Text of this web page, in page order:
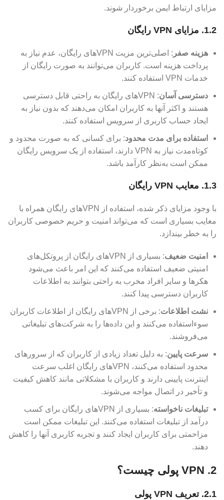
مزایای ارتباط ایمن برخوردار شوند.
1.2. مزایای VPN رایگان
هزینه صفر
: اصلی‌ترین مزیت VPN‌های رایگان، عدم نیاز به
پرداخت هزینه است. کاربران می‌توانند به صورت رایگان از
خدمات VPN استفاده کنند.
دسترسی آسان
: VPN‌های رایگان به راحتی قابل دسترسی
هستند و اکثر آنها به کاربران امکان می‌دهند که بدون نیاز به
ایجاد حساب کاربری از سرویس استفاده کنند.
استفاده برای مدت محدود: برای کسانی که به صورت محدود و
کوتاه‌مدت نیاز به VPN دارند، استفاده از یک سرویس رایگان
ممکن است به‌نظر کارآمد باشد.
1.3. معایب VPN رایگان
با وجود مزایای ذکر شده، استفاده از VPN‌های رایگان همراه با
معایب بسیاری است که می‌تواند امنیت و حریم خصوصی کاربران
را به خطر بیندازد.
امنیت ضعیف
: بسیاری از VPN‌های رایگان از پروتکل‌های
امنیتی ضعیف استفاده می‌کنند که این امر باعث می‌شود
هکرها و سایر افراد مخرب به راحتی بتوانند به اطلاعات
کاربران دسترسی پیدا کنند.
نشت اطلاعات
: برخی از VPN‌های رایگان از اطلاعات کاربران
سوءاستفاده می‌کنند و این داده‌ها را به شرکت‌های تبلیغاتی
می‌فروشند.
سرعت پایین: به دلیل تعداد زیادی از کاربران که از سرورهای
محدود استفاده می‌کنند، VPN‌های رایگان اغلب سرعت
اینترنت پایینی دارند و کاربران با مشکلاتی مانند کاهش کیفیت
و تأخیر در اتصال مواجه می‌شوند.
تبلیغات ناخواسته
: بسیاری از VPN‌های رایگان برای کسب
درآمد از تبلیغات استفاده می‌کنند. این تبلیغات ممکن است
مزاحمتی برای کاربران ایجاد کنند و تجربه کاربری آنها را کاهش
دهند.
2. VPN پولی چیست؟
2.1. تعریف VPN پولی